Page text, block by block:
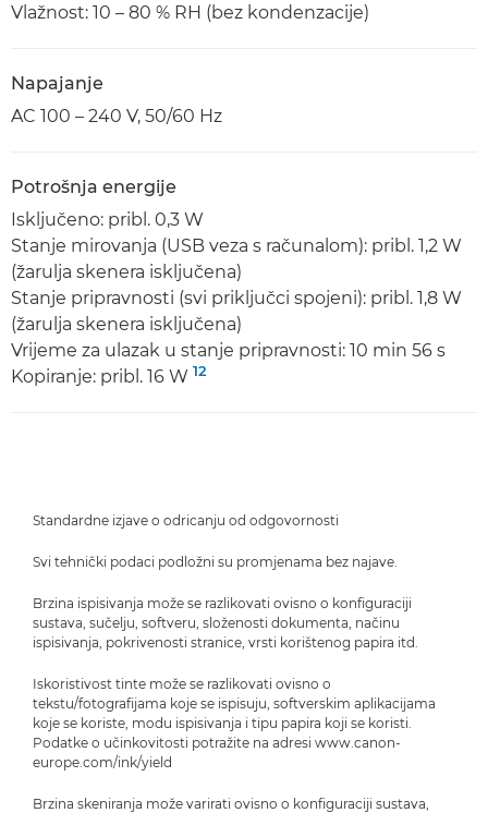
Vlažnost: 10 – 80 % RH (bez kondenzacije)
Napajanje
AC 100 – 240 V, 50/60 Hz
Potrošnja energije
Isključeno: pribl. 0,3 W
Stanje mirovanja (USB veza s računalom): pribl. 1,2 W
(žarulja skenera isključena)
Stanje pripravnosti (svi priključci spojeni): pribl. 1,8 W
(žarulja skenera isključena)
Vrijeme za ulazak u stanje pripravnosti: 10 min 56 s
Kopiranje: pribl. 16 W 12
Standardne izjave o odricanju od odgovornosti
Svi tehnički podaci podložni su promjenama bez najave.
Brzina ispisivanja može se razlikovati ovisno o konfiguraciji
sustava, sučelju, softveru, složenosti dokumenta, načinu
ispisivanja, pokrivenosti stranice, vrsti korištenog papira itd.
Iskoristivost tinte može se razlikovati ovisno o
tekstu/fotografijama koje se ispisuju, softverskim aplikacijama
koje se koriste, modu ispisivanja i tipu papira koji se koristi.
Podatke o učinkovitosti potražite na adresi www.canon-
europe.com/ink/yield
Brzina skeniranja može varirati ovisno o konfiguraciji sustava,